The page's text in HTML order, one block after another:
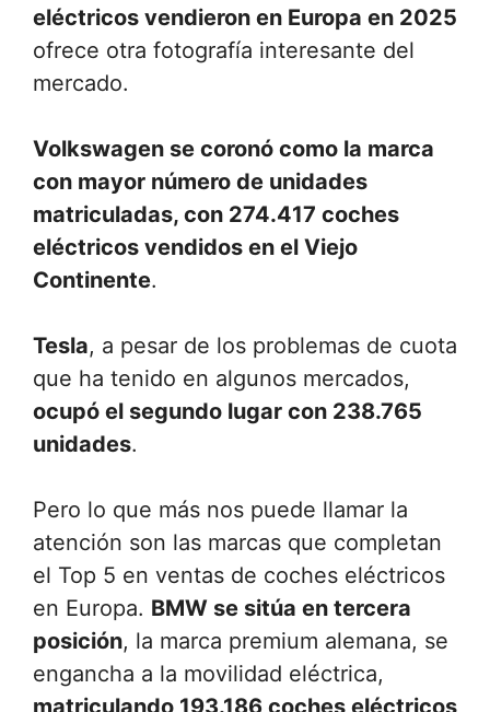
eléctricos vendieron en Europa en 2025
ofrece otra fotografía interesante del
mercado.
Volkswagen se coronó como la marca
con mayor número de unidades
matriculadas, con 274.417 coches
eléctricos vendidos en el Viejo
Continente.
Tesla, a pesar de los problemas de cuota
que ha tenido en algunos mercados,
ocupó el segundo lugar con 238.765
unidades.
Pero lo que más nos puede llamar la
atención son las marcas que completan
el Top 5 en ventas de coches eléctricos
en Europa. BMW se sitúa en tercera
posición, la marca premium alemana, se
engancha a la movilidad eléctrica,
matriculando 193.186 coches eléctricos